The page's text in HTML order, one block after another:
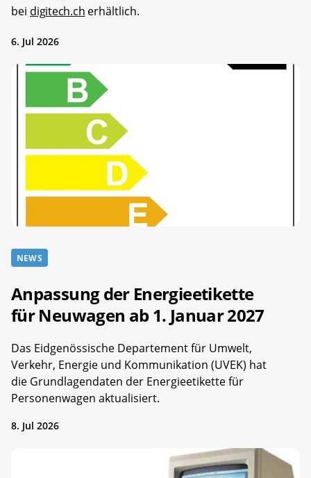
bei digitech.ch erhältlich.
6. Jul 2026
NEWS
Anpassung der Energieetikette
für Neuwagen ab 1. Januar 2027
Das Eidgenössische Departement für Umwelt,
Verkehr, Energie und Kommunikation (UVEK) hat
die Grundlagendaten der Energieetikette für
Personenwagen aktualisiert.
8. Jul 2026